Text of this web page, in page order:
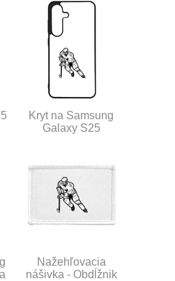
Kryt na Samsung
Galaxy S25
Nažehľovacia
nášivka - Obdĺžnik